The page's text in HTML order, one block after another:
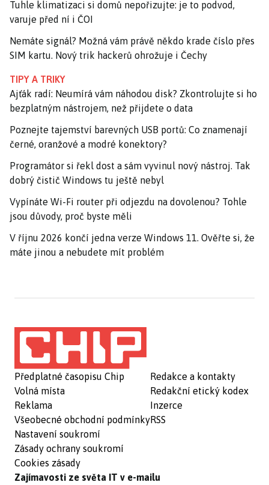
Tuhle klimatizaci si domů nepořizujte: je to podvod,
varuje před ní i ČOI
Nemáte signál? Možná vám právě někdo krade číslo přes
SIM kartu. Nový trik hackerů ohrožuje i Čechy
TIPY A TRIKY
Ajťák radí: Neumírá vám náhodou disk? Zkontrolujte si ho
bezplatným nástrojem, než přijdete o data
Poznejte tajemství barevných USB portů: Co znamenají
černé, oranžové a modré konektory?
Programátor si řekl dost a sám vyvinul nový nástroj. Tak
dobrý čistič Windows tu ještě nebyl
Vypínáte Wi-Fi router při odjezdu na dovolenou? Tohle
jsou důvody, proč byste měli
V říjnu 2026 končí jedna verze Windows 11. Ověřte si, že
máte jinou a nebudete mít problém
Předplatné časopisu Chip
Volná místa
Reklama
Všeobecné obchodní podmínky
Nastavení soukromí
Zásady ochrany soukromí
Cookies zásady
Redakce a kontakty
Redakční etický kodex
Inzerce
RSS
Zajímavosti ze světa IT v e-mailu